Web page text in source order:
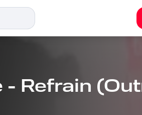
Refrain